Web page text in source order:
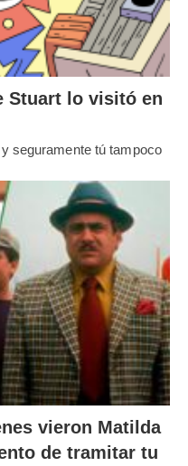
Stuart lo visitó en
seguramente tú tampoco
vieron Matilda
de tramitar tu